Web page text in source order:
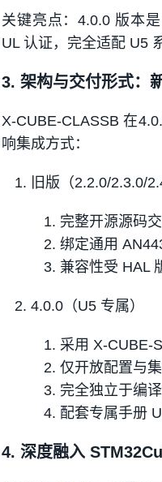
关键亮点：4.0.0 版本
UL 认证，完全适配 U5
3. 架构与交付形式：
X-CUBE-CLASSB 在
响集成方式：
旧版（2.2.0/2.3.0/
完整开源源码
绑定通用
兼容性受 HAL
4.0.0（U5 专属）
采用 X-CUBE-
仅开放配置与
完全独立于编
配套专属手册
4. 深度融入